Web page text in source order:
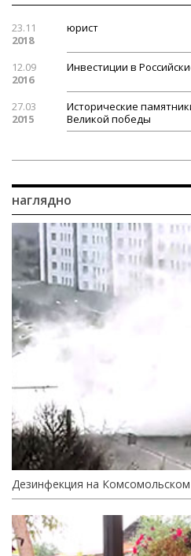
23.11
2018
юрист
12.09
2016
Инвестиции в
27.03
2015
Исторические
Великой победы
наглядно
Дезинфекция на